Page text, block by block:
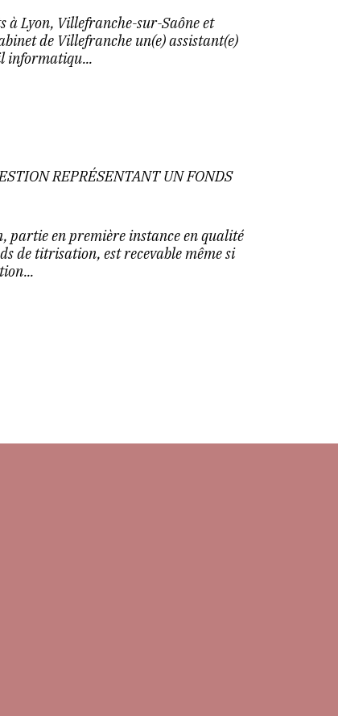
à Lyon, Villefranche-sur-Saône et
de Villefranche un(e) assistant(e)
informatiqu...
REPRÉSENTANT UN FONDS
partie en première instance en qualité
de titrisation, est recevable même si